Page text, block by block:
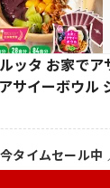
ッタ お家で
サイーボウル
タイムセール中